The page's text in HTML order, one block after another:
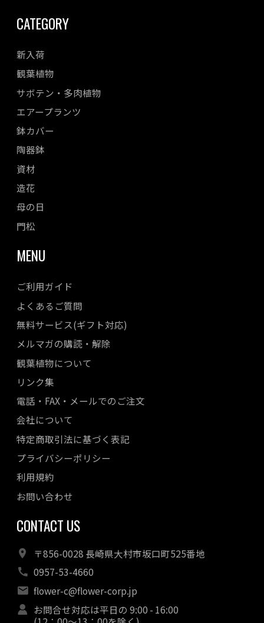
CATEGORY
新入荷
観葉植物
サボテン・多肉植物
エアープランツ
鉢カバー
陶器鉢
資材
造花
母の日
門松
MENU
ご利用ガイド
よくあるご質問
無料サービス(ギフト対応)
メルマガの購読・解除
観葉植物について
リンク集
電話・FAX・メールでのご注文
会社について
特定商取引法に基づく表記
プライバシーポリシー
利用規約
お問い合わせ
CONTACT US
〒856-0028 長崎県大村市坂口町525番地
0957-53-4660
flower-c@flower-corp.jp
お問合せ対応は平日の 9:00 - 16:00